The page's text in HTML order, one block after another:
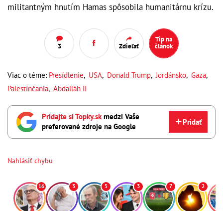
militantným hnutím Hamas spôsobila humanitárnu krízu.
3 Zdieľať
Tip na
článok
Viac o téme: Presídlenie, USA, Donald Trump, Jordánsko, Gaza,
Palestínčania, Abdalláh II
Pridajte si Topky.skmedzi Vaše
preferované zdroje na Google
Pridať
Nahlásiť chybu
16 3 5 3 7 2